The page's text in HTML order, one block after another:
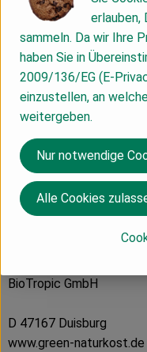
Herkunft
Hersteller:
Kolumbien
BioTropic GmbH
D 47167 Duisburg
www.green-naturkost.de
erlauben,
sammeln. Da wir Ihre
haben Sie in
2009/136/EG (E-
einzustellen, an
weitergeben.
Nur notwendige
Alle Cookies